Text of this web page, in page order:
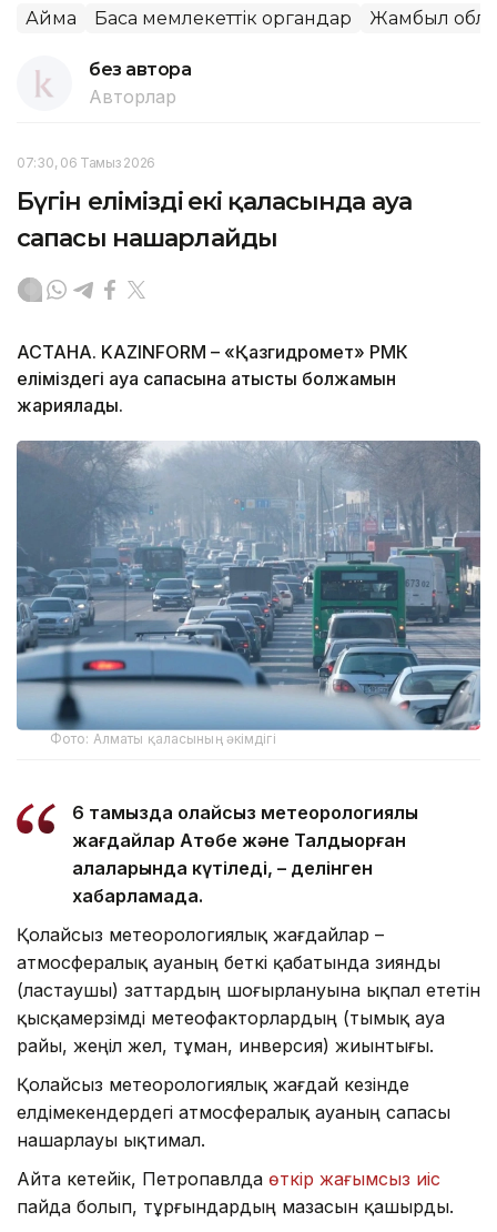
Аймақ Басқа мемлекеттік органдар Жамбыл
без автора
Авторлар
07:30, 06 Тамыз 2026
Бүгін еліміздің екі қаласында ауа
сапасы нашарлайды
АСТАНА. KAZINFORM – «Қазгидромет» РМК
еліміздегі ауа сапасына қатысты болжамын
жариялады.
Фото: Алматы қаласының әкімдігі
6 тамызда қолайсыз метеорологиялық
жағдайлар Ақтөбе және Талдықорған
қалаларында күтіледі, – делінген
хабарламада.
Қолайсыз метеорологиялық жағдайлар –
атмосфералық ауаның беткі қабатында зиянды
(ластаушы) заттардың шоғырлануына ықпал ететін
қысқамерзімді метеофакторлардың (тымық ауа
райы, жеңіл жел, тұман, инверсия) жиынтығы.
Қолайсыз метеорологиялық жағдай кезінде
елдімекендердегі атмосфералық ауаның сапасы
нашарлауы ықтимал.
Айта кетейік, Петропавлда өткір жағымсыз иіс
пайда болып, тұрғындардың мазасын қашырды.